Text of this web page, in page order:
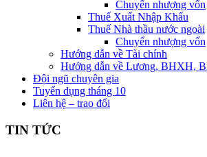
Chuyển nhượng vốn
Thuế Xuất Nhập Khẩu
Thuế Nhà thầu nước ngoài
Chuyển nhượng vốn
Hướng dẫn về Tài chính
Hướng dẫn về Lương, BHXH,
Đội ngũ chuyên gia
Tuyển dụng tháng 10
Liên hệ – trao đổi
TIN TỨC